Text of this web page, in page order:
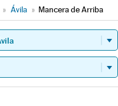
» Ávila » Mancera de Arriba